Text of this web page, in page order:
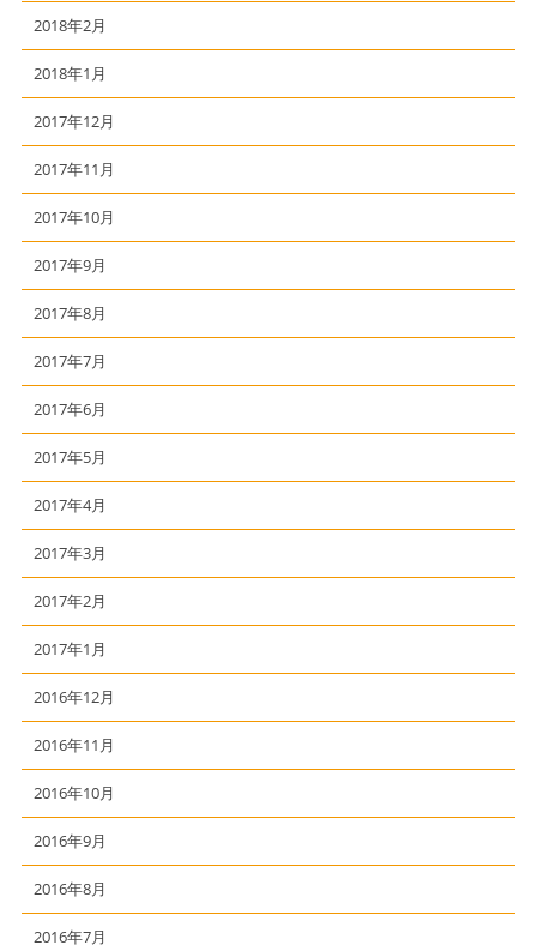
2018年2月
2018年1月
2017年12月
2017年11月
2017年10月
2017年9月
2017年8月
2017年7月
2017年6月
2017年5月
2017年4月
2017年3月
2017年2月
2017年1月
2016年12月
2016年11月
2016年10月
2016年9月
2016年8月
2016年7月